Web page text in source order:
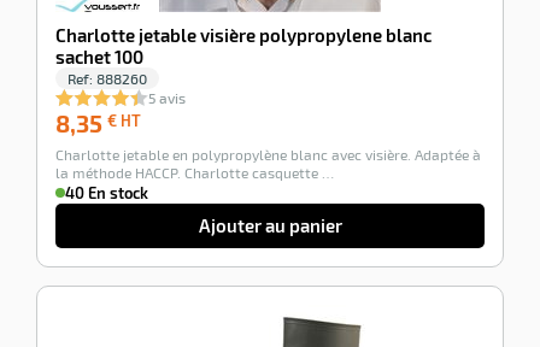
Charlotte jetable visière polypropylene blanc
sachet 100
Ref: 888260
5 avis
8,35 € HT
HT
Charlotte jetable en polypropylène blanc avec visière. Adaptée à
la méthode HACCP. Charlotte casquette …
40 En stock
Ajouter au panier